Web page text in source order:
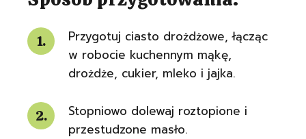
Przygotuj ciasto drożdżowe, łącząc
w robocie kuchennym mąkę,
drożdże, cukier, mleko i jajka.
Stopniowo dolewaj roztopione i
przestudzone masło.